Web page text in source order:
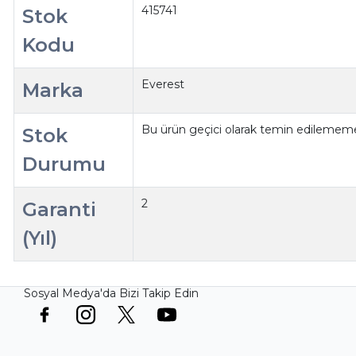
Stok
Kodu
415741
Marka Everest
Stok
Durumu
Bu ürün geçici olarak temin
Garanti
(Yıl)
2
Sosyal Medya'da Bizi Takip Edin